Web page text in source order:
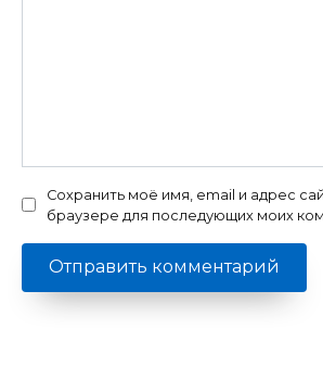
Сохранить моё имя, email и адрес
браузере для последующих моих